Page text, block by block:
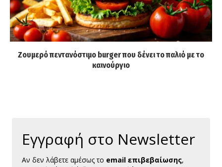
Ζουμερό πεντανόστιμο burger που δένει το παλιό με το
καινούργιο
Εγγραφή στο Newsletter
Αν δεν λάβετε αμέσως το email επιβεβαίωσης,